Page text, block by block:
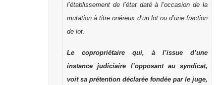
l’établissement de l’état daté à l’occasion de la
mutation à titre onéreux d’un lot ou d’une fraction
de lot.
Le copropriétaire qui, à l’issue d’une
instance judiciaire l’opposant au syndicat,
voit sa prétention déclarée fondée par le juge,